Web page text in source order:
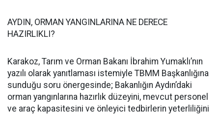
AYDIN, ORMAN YANGINLARINA NE DERECE
HAZIRLIKLI?
Karakoz, Tarım ve Orman Bakanı İbrahim Yumaklı’nın
yazılı olarak yanıtlaması istemiyle TBMM Başkanlığına
sunduğu soru önergesinde; Bakanlığın Aydın’daki
orman yangınlarına hazırlık düzeyini, mevcut personel
ve araç kapasitesini ve önleyici tedbirlerin yeterliliğini